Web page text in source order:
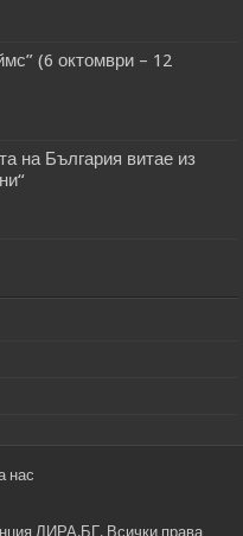
(6 октомври – 12
на България витае из
нас
ЛИРА.БГ. Всички права